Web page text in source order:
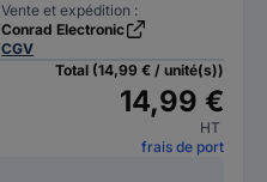
Vente et expédition :
Conrad Electronic
CGV
Total (14,99 € / unité(s))
14,99 €
HT
frais de port